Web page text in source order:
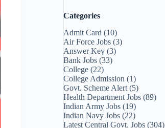
Categories
Admit Card (10)
Air Force Jobs (3)
Answer Key (3)
Bank Jobs (33)
College (22)
College Admission (1)
Govt. Scheme Alert (5)
Health Department Jobs (89)
Indian Army Jobs (19)
Indian Navy Jobs (22)
Latest Central Govt. Jobs (304)